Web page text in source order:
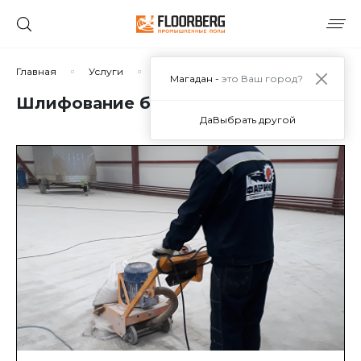
Главная Услуги Механическая обработка бетона
Шлифование бетона
Магадан - это Ваш город?
ДаВыбрать другой